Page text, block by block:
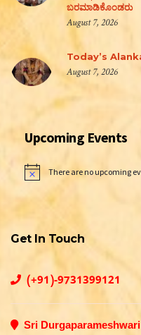
ಬರಮಾಡಿಕೊಂಡರು
August 7, 2026
Today’s
August 7, 2026
Upcoming Events
NoticeThere are no upcoming
Get In Touch
(+91)-9731399121
Sri